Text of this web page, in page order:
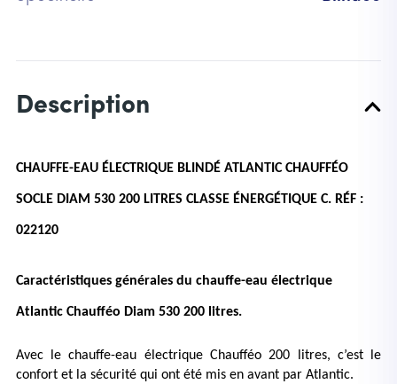
Description
CHAUFFE-EAU ÉLECTRIQUE BLINDÉ ATLANTIC CHAUFFÉO
SOCLE DIAM 530 200 LITRES CLASSE ÉNERGÉTIQUE C. RÉF :
022120
Caractéristiques générales du chauffe-eau électrique
Atlantic Chaufféo Diam 530 200 litres.
Avec le chauffe-eau électrique Chaufféo 200 litres, c’est le
confort et la sécurité qui ont été mis en avant par Atlantic.